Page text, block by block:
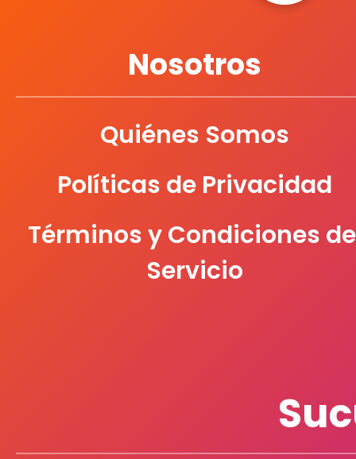
Nosotros
Quiénes Somos
Políticas de Privacidad
Términos y Condiciones
Servicio